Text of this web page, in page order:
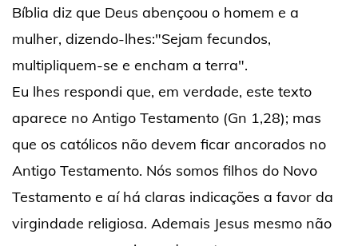
Bíblia diz que Deus abençoou o homem e a
mulher, dizendo-lhes:"Sejam fecundos,
multipliquem-se e encham a terra".
Eu lhes respondi que, em verdade, este texto
aparece no Antigo Testamento (Gn 1,28); mas
que os católicos não devem ficar ancorados no
Antigo Testamento. Nós somos filhos do Novo
Testamento e aí há claras indicações a favor da
virgindade religiosa. Ademais Jesus mesmo não